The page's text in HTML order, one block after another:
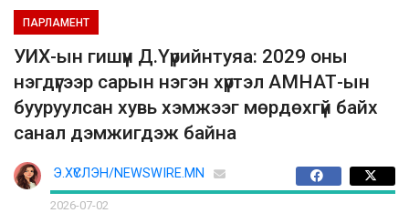
ПАРЛАМЕНТ
УИХ-ын гишүүн Д.Үүрийнтуяа: 2029 оны
нэгдүгээр сарын нэгэн хүртэл АМНАТ-ын
бууруулсан хувь хэмжээг мөрдөхгүй байх
санал дэмжигдэж байна
Э.ХҮСЛЭН/NEWSWIRE.MN
2026-07-02